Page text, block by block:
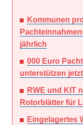
Kommunen
jährlich
000 Euro
unterstützen
RWE und KIT
Rotorblätter für
Eingelagertes